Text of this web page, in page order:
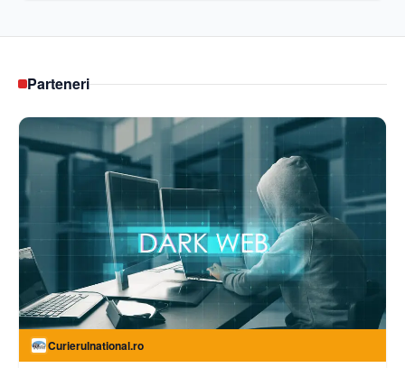
Parteneri
Curierulnational.ro